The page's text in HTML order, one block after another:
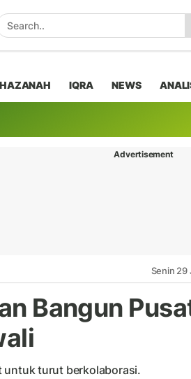
IQRA NEWS
Advertisement
Senin 29
Bangun
untuk turut berkolaborasi.